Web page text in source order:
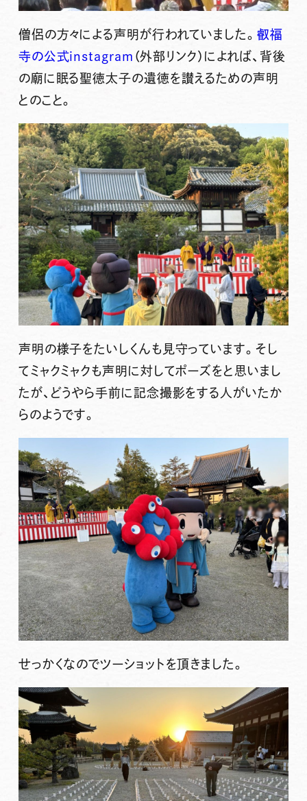
僧侶の方々による声明が行われていました。 叡福
寺の公式instagram （外部リンク） によれば、背後
の廟に眠る聖徳太子の遺徳を讃えるための声明
とのこと。
声明の様子をたいしくんも見守っています。そし
てミャクミャクも声明に対してポーズをと思いまし
たが、どうやら手前に記念撮影をする人がいたか
らのようです。
せっかくなのでツーショットを頂きました。